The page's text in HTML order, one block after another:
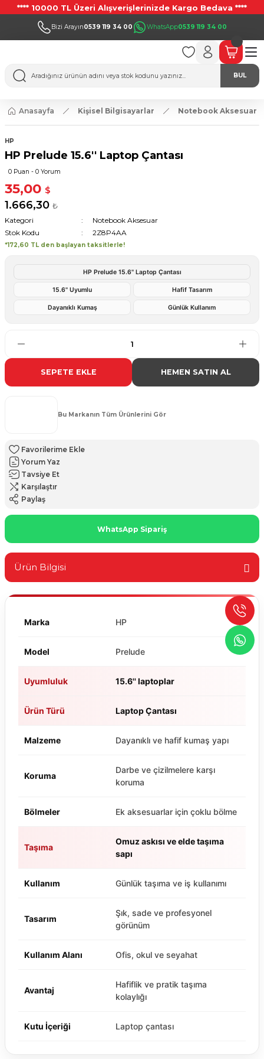
**** 10000 TL Üzeri Alışverişlerinizde Kargo Bedava ****
Bizi Arayın0539 119 34 00 WhatsApp0539 119 34 00
BUL
Anasayfa Kişisel Bilgisayarlar Notebook Aksesuar
HP
HP Prelude 15.6'' Laptop Çantası
0 Puan - 0 Yorum
35,00 $
1.666,30 ₺
Kategori
Notebook Aksesuar
Stok Kodu
2Z8P4AA
*172,60 TL den başlayan taksitlerle!
HP Prelude 15.6'' Laptop Çantası
15.6'' Uyumlu Hafif Tasarım
Dayanıklı Kumaş Günlük Kullanım
SEPETE EKLE HEMEN SATIN AL
Bu Markanın Tüm Ürünlerini Gör
Yorum Yaz
Tavsiye Et
Karşılaştır
Paylaş
WhatsApp Sipariş
Ürün Bilgisi
Marka HP
Model Prelude
Uyumluluk 15.6'' laptoplar
Ürün Türü Laptop Çantası
Malzeme Dayanıklı ve hafif kumaş yapı
Koruma
Darbe ve çizilmelere karşı
koruma
Bölmeler Ek aksesuarlar için çoklu bölme
Taşıma
Omuz askısı ve elde taşıma
sapı
Kullanım Günlük taşıma ve iş kullanımı
Tasarım
Şık, sade ve profesyonel
görünüm
Kullanım Alanı Ofis, okul ve seyahat
Avantaj
Hafiflik ve pratik taşıma
kolaylığı
Kutu İçeriği Laptop çantası